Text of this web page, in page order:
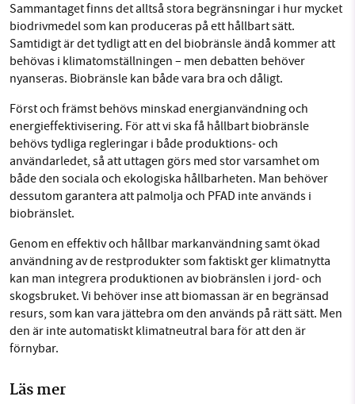
Sammantaget finns det alltså stora begränsningar i hur mycket
biodrivmedel som kan produceras på ett hållbart sätt.
Samtidigt är det tydligt att en del biobränsle ändå kommer att
behövas i klimatomställningen – men debatten behöver
nyanseras. Biobränsle kan både vara bra och dåligt.
Först och främst behövs minskad energianvändning och
energieffektivisering. För att vi ska få hållbart biobränsle
behövs tydliga regleringar i både produktions- och
användarledet, så att uttagen görs med stor varsamhet om
både den sociala och ekologiska hållbarheten. Man behöver
dessutom garantera att palmolja och PFAD inte används i
biobränslet.
Genom en effektiv och hållbar markanvändning samt ökad
användning av de restprodukter som faktiskt ger klimatnytta
kan man integrera produktionen av biobränslen i jord- och
skogsbruket. Vi behöver inse att biomassan är en begränsad
resurs, som kan vara jättebra om den används på rätt sätt. Men
den är inte automatiskt klimatneutral bara för att den är
förnybar.
Läs mer